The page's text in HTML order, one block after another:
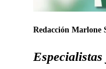
Redacción Marlone